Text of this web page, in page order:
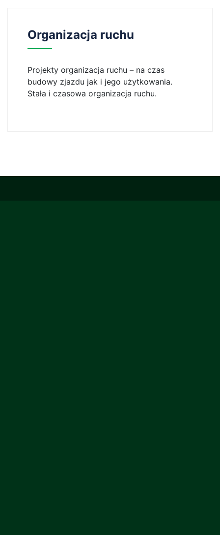
Organizacja ruchu
Projekty organizacja ruchu – na czas
budowy zjazdu jak i jego użytkowania.
Stała i czasowa organizacja ruchu.